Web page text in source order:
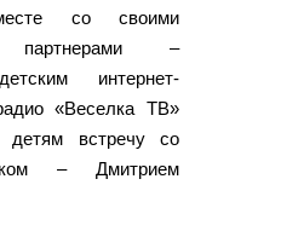
со своими
–
интернет-
«Веселка ТВ»
детям встречу со
– Дмитрием